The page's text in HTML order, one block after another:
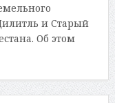
и Старый
Об этом